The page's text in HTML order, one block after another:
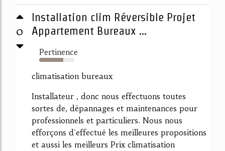
0
Installation clim Réversible Projet
Appartement Bureaux ...
Pertinence
68%
climatisation bureaux
Installateur , donc nous effectuons toutes
sortes de, dépannages et maintenances pour
professionnels et particuliers. Nous nous
efforçons d'effectué les meilleures propositions
et aussi les meilleurs Prix climatisation